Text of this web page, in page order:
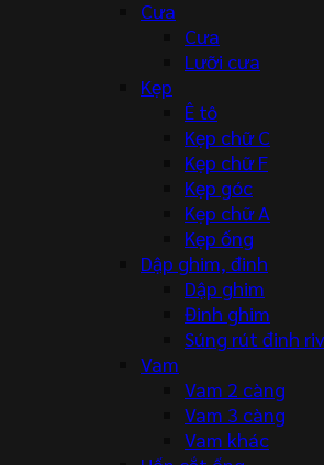
Cưa
Cưa
Lưỡi cưa
Kẹp
Ê tô
Kẹp chữ C
Kẹp chữ F
Kẹp góc
Kẹp chữ A
Kẹp ống
Dập ghim, đinh
Dập ghim
Đinh ghim
Súng rút đinh
Vam
Vam 2 càng
Vam 3 càng
Vam khác